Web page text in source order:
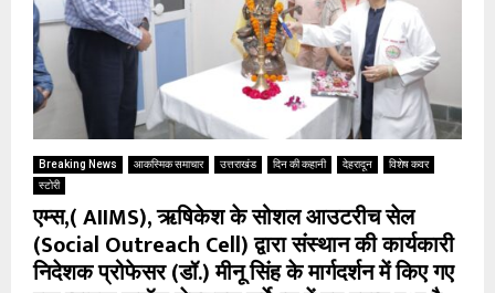
Breaking News आकस्मिक समाचार उत्तराखंड दिन की कहानी देहरादून
विशेष कवर
स्टोरी
एम्स,( AIIMS), ऋषिकेश के सोशल आउटरीच सेल
(Social Outreach Cell) द्वारा संस्थान की कार्यकारी
निदेशक प्रोफेसर (डॉ.) मीनू सिंह के मार्गदर्शन में किए गए